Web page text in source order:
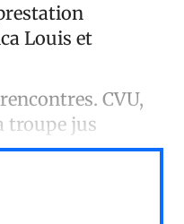
Louis et
CVU,
troupe jus